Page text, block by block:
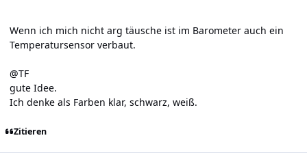
Wenn ich mich nicht arg täusche ist im Barometer auch ein
Temperatursensor verbaut.
@TF
gute Idee.
Ich denke als Farben klar, schwarz, weiß.
Zitieren